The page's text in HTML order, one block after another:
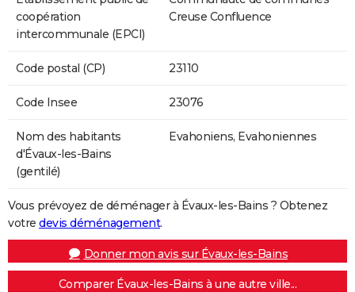
coopération
intercommunale (EPCI)
Creuse Confluence
Code postal (CP) 23110
Code Insee 23076
Nom des habitants
d'Évaux-les-Bains
(gentilé)
Evahoniens, Evahoniennes
Vous prévoyez de déménager à Évaux-les-Bains ? Obtenez
votre devis déménagement.
Donner mon avis sur Évaux-les-Bains
Comparer Évaux-les-Bains à une autre ville...